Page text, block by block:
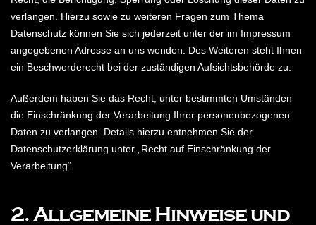
verlangen. Hierzu sowie zu weiteren Fragen zum Thema
Datenschutz können Sie sich jederzeit unter der im Impressum
angegebenen Adresse an uns wenden. Des Weiteren steht Ihnen
ein Beschwerderecht bei der zuständigen Aufsichtsbehörde zu.
Außerdem haben Sie das Recht, unter bestimmten Umständen
die Einschränkung der Verarbeitung Ihrer personenbezogenen
Daten zu verlangen. Details hierzu entnehmen Sie der
Datenschutzerklärung unter „Recht auf Einschränkung der
Verarbeitung“.
2. Allgemeine Hinweise und